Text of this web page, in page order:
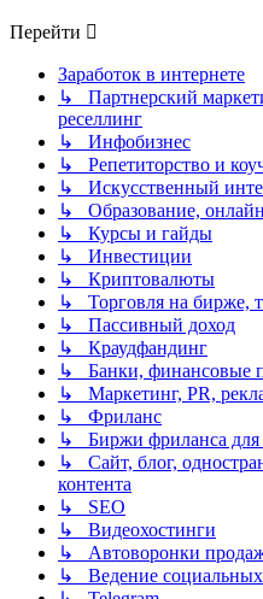
Перейти
Заработок в интернете
↳ Партнерский
реселлинг
↳ Инфобизнес
↳ Репетиторство и
↳ Искусственный
↳ Образование,
↳ Курсы и гайды
↳ Инвестиции
↳ Криптовалюты
↳ Торговля на бирже,
↳ Пассивный доход
↳ Краудфандинг
↳ Банки, финансовые
↳ Маркетинг, PR,
↳ Фриланс
↳ Биржи фриланса для
↳ Сайт, блог,
контента
↳ SEO
↳ Видеохостинги
↳ Автоворонки
↳ Ведение социальных